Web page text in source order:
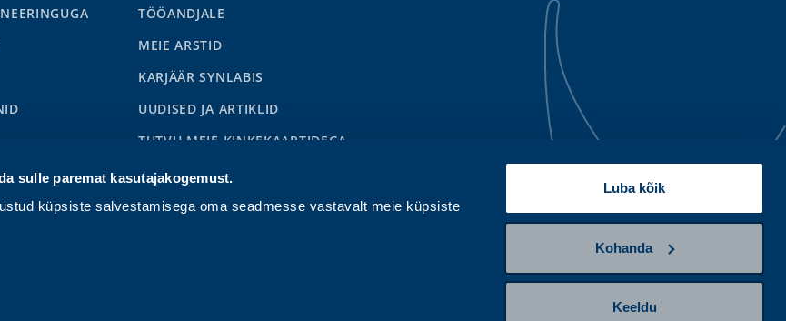
sulle paremat kasutajakogemust.
küpsiste salvestamisega oma seadmesse vastavalt meie küpsiste
Luba kõik
Kohanda
Keeldu
TÖÖANDJALE
MEIE ARSTID
KARJÄÄR SYNLABIS
UUDISED JA ARTIKLID
TUTVU MEIE KINKEKAARTIDEGA